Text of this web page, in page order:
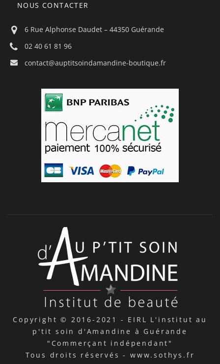
NOUS CONTACTER
6 Rue Alphonse Daudet – 44350 Guérande
02 40 61 81 96
contact@auptitsoindamandine-boutique.fr
Copyright © 2016-2021 - EIRL L'institut au
p'tit soin d'Amandine à Guérande
"Commerçant indépendant"
Tous droits réservés - www.sothys.fr